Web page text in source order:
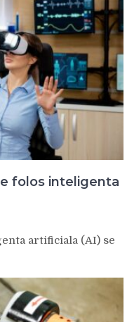
folos inteligenta
artificiala (AI) se